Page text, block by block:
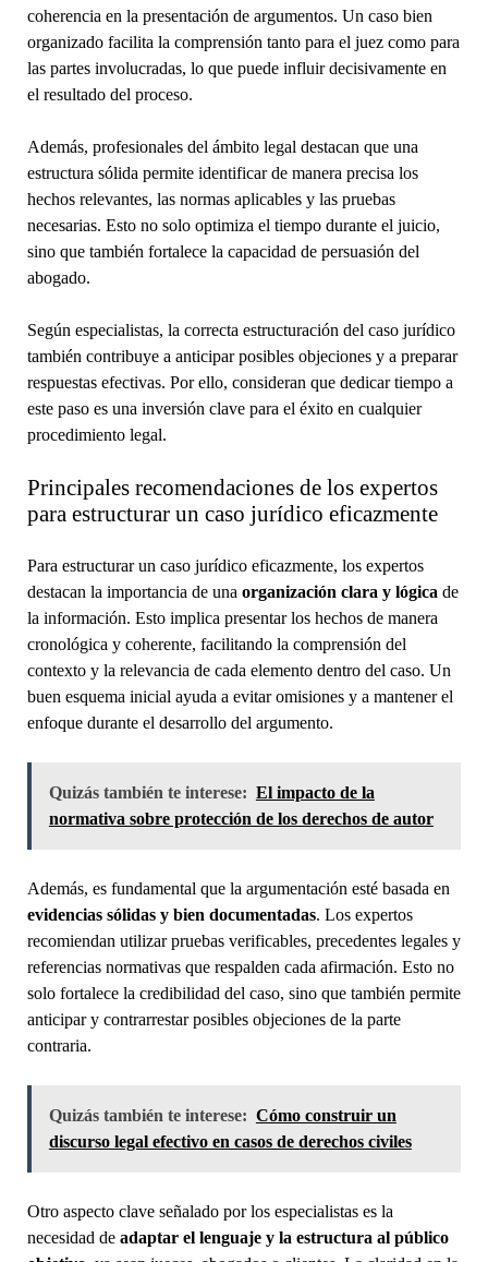
coherencia en la presentación de argumentos. Un caso bien
organizado facilita la comprensión tanto para el juez como para
las partes involucradas, lo que puede influir decisivamente en
el resultado del proceso.
Además, profesionales del ámbito legal destacan que una
estructura sólida permite identificar de manera precisa los
hechos relevantes, las normas aplicables y las pruebas
necesarias. Esto no solo optimiza el tiempo durante el juicio,
sino que también fortalece la capacidad de persuasión del
abogado.
Según especialistas, la correcta estructuración del caso jurídico
también contribuye a anticipar posibles objeciones y a preparar
respuestas efectivas. Por ello, consideran que dedicar tiempo a
este paso es una inversión clave para el éxito en cualquier
procedimiento legal.
Principales recomendaciones de los expertos
para estructurar un caso jurídico eficazmente
Para estructurar un caso jurídico eficazmente, los expertos
destacan la importancia de una organización clara y lógica de
la información. Esto implica presentar los hechos de manera
cronológica y coherente, facilitando la comprensión del
contexto y la relevancia de cada elemento dentro del caso. Un
buen esquema inicial ayuda a evitar omisiones y a mantener el
enfoque durante el desarrollo del argumento.
Quizás también te interese: El impacto de la
normativa sobre protección de los derechos de autor
Además, es fundamental que la argumentación esté basada en
evidencias sólidas y bien documentadas. Los expertos
recomiendan utilizar pruebas verificables, precedentes legales y
referencias normativas que respalden cada afirmación. Esto no
solo fortalece la credibilidad del caso, sino que también permite
anticipar y contrarrestar posibles objeciones de la parte
contraria.
Quizás también te interese: Cómo construir un
discurso legal efectivo en casos de derechos civiles
Otro aspecto clave señalado por los especialistas es la
necesidad de adaptar el lenguaje y la estructura al público